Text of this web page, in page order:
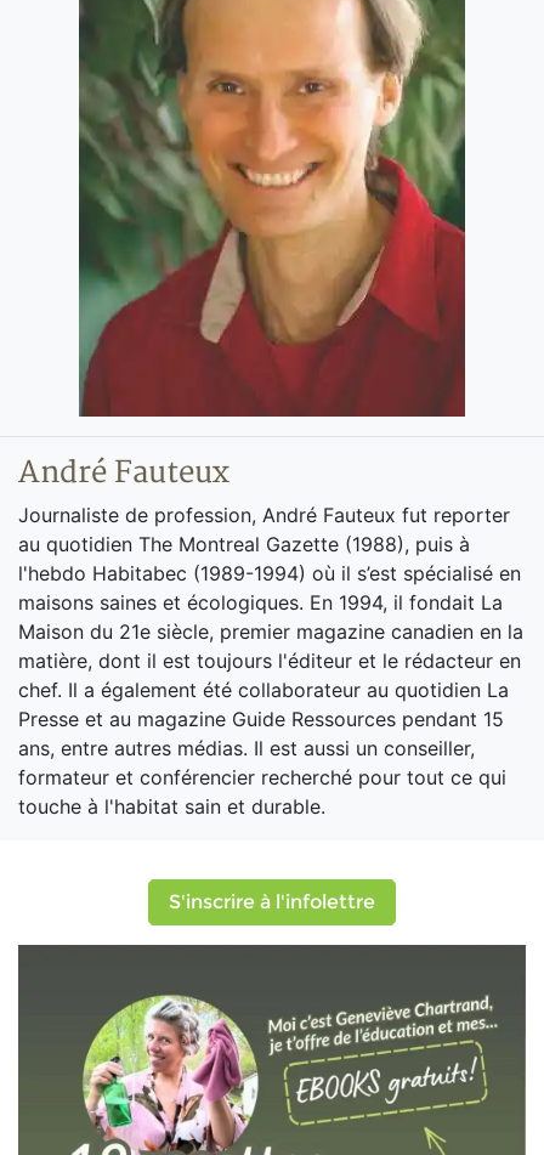
André Fauteux
Journaliste de profession, André Fauteux fut reporter
au quotidien The Montreal Gazette (1988), puis à
l'hebdo Habitabec (1989-1994) où il s’est spécialisé en
maisons saines et écologiques. En 1994, il fondait La
Maison du 21e siècle, premier magazine canadien en la
matière, dont il est toujours l'éditeur et le rédacteur en
chef. Il a également été collaborateur au quotidien La
Presse et au magazine Guide Ressources pendant 15
ans, entre autres médias. Il est aussi un conseiller,
formateur et conférencier recherché pour tout ce qui
touche à l'habitat sain et durable.
S'inscrire à l'infolettre